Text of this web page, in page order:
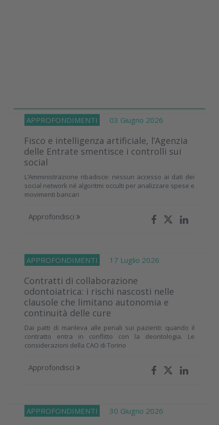
APPROFONDIMENTI 03 Giugno 2026
Fisco e intelligenza artificiale, l’Agenzia
delle Entrate smentisce i controlli sui
social
L’Amministrazione ribadisce: nessun accesso ai dati dei
social network né algoritmi occulti per analizzare spese e
movimenti bancari
Approfondisci
APPROFONDIMENTI 17 Luglio 2026
Contratti di collaborazione
odontoiatrica: i rischi nascosti nelle
clausole che limitano autonomia e
continuità delle cure
Dai patti di manleva alle penali sui pazienti: quando il
contratto entra in conflitto con la deontologia. Le
considerazioni della CAO di Torino
Approfondisci
APPROFONDIMENTI 30 Giugno 2026